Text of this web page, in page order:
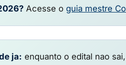
Acesse o guia mestre
ja: enquanto o edital nao